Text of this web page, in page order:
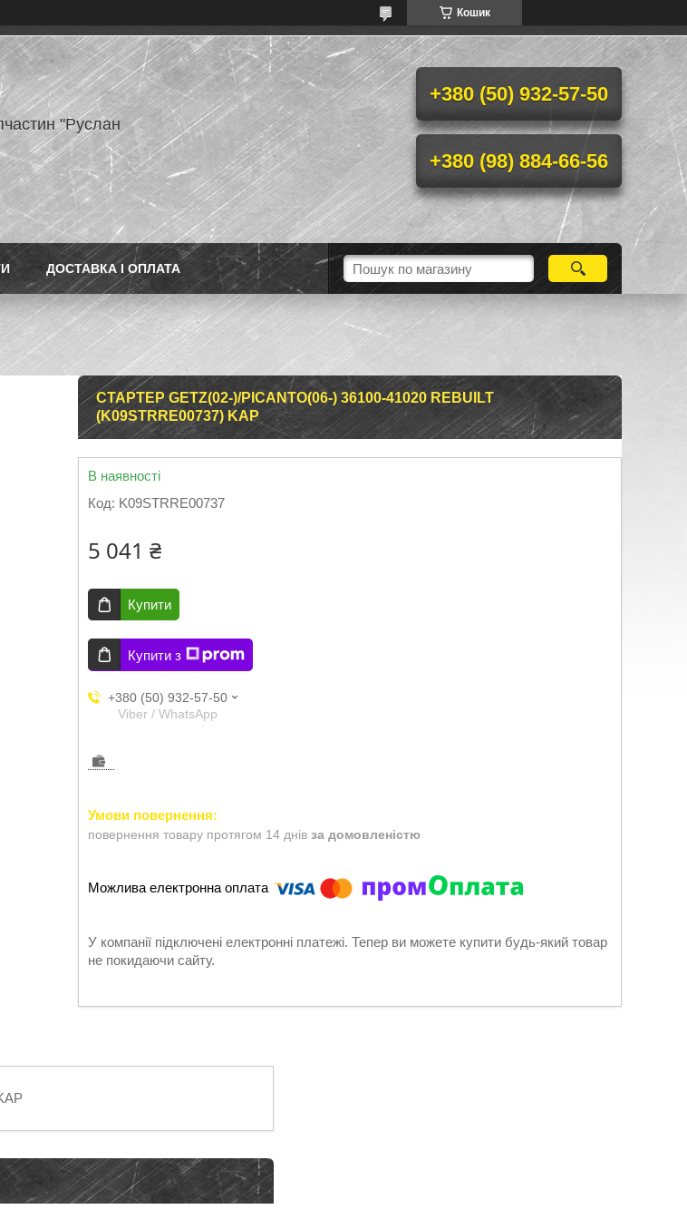
Кошик
"Руслан
+380 (50) 932-57-50
+380 (98) 884-66-56
ДОСТАВКА І ОПЛАТА
СТАРТЕР GETZ(02-)/PICANTO(06-) 36100-41020 REBUILT
(K09STRRE00737) KAP
В наявності
Код: K09STRRE00737
5 041 ₴
Купити
Купити з
+380 (50) 932-57-50
Viber / WhatsApp
повернення товару протягом 14 днів за домовленістю
У компанії підключені електронні платежі. Тепер ви можете купити будь-який товар
не покидаючи сайту.